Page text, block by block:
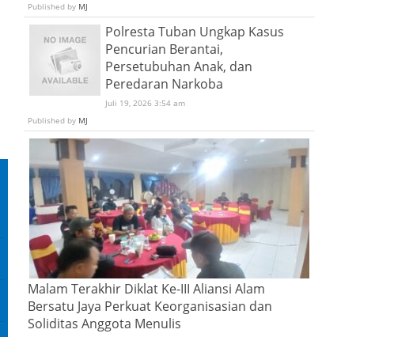
Published by MJ
Polresta Tuban Ungkap Kasus
Pencurian Berantai,
Persetubuhan Anak, dan
Peredaran Narkoba
Juli 19, 2026 3:54 am
Published by MJ
Malam Terakhir Diklat Ke-III Aliansi Alam
Bersatu Jaya Perkuat Keorganisasian dan
Soliditas Anggota Menulis